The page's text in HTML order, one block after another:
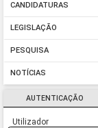
CANDIDATURAS
LEGISLAÇÃO
PESQUISA
NOTÍCIAS
AUTENTICAÇÃO
Utilizador